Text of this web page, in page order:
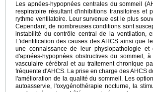
Les apnées-hypopnées centrales du sommeil
respiratoire résultant d'inhibitions transitoires et
rythme ventilatoire. Leur survenue est le plus
Cependant, de nombreuses conditions sont
instabilité du contrôle central de la ventilation,
L'identification des causes des AHCS ainsi que
une connaissance de leur physiopathologie
d'apnées-hypopnées obstructives du sommeil,
vasculaire cérébral et au traitement chronique
fréquente d'AHCS. La prise en charge des AHCS
l'amélioration de la qualité du sommeil. Les
autoasservie, l'oxygénothérapie nocturne, la